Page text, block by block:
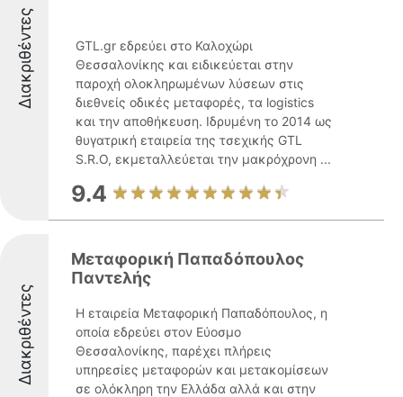
Διακριθέντες
GTL.gr εδρεύει στο Καλοχώρι
Θεσσαλονίκης και ειδικεύεται στην
παροχή ολοκληρωμένων λύσεων στις
διεθνείς οδικές μεταφορές, τα logistics
και την αποθήκευση. Ιδρυμένη το 2014 ως
θυγατρική εταιρεία της τσεχικής GTL
S.R.O, εκμεταλλεύεται την μακρόχρονη ...
9.4
Διακριθέντες
Μεταφορική Παπαδόπουλος
Παντελής
Η εταιρεία Μεταφορική Παπαδόπουλος, η
οποία εδρεύει στον Εύοσμο
Θεσσαλονίκης, παρέχει πλήρεις
υπηρεσίες μεταφορών και μετακομίσεων
σε ολόκληρη την Ελλάδα αλλά και στην